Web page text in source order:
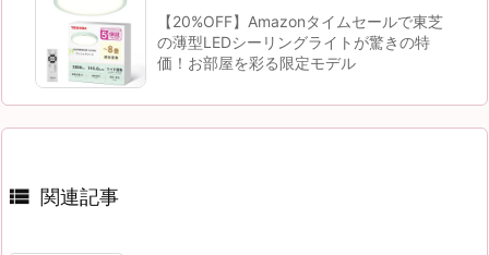
【20%OFF】Amazonタイムセールで東芝
の薄型LEDシーリングライトが驚きの特
価！お部屋を彩る限定モデル
 関連記事